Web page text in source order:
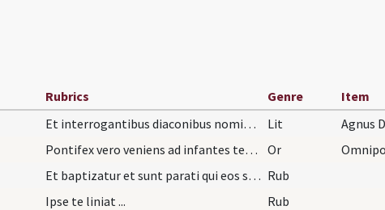
Rubrics Genre Item
Et interrogantibus diaconibus nomina singulorum p… Lit Agnus
Pontifex vero veniens ad infantes tenente archidi… Or
Et baptizatur et sunt parati qui eos suscepturi s… Rub
Ipse te liniat ... Rub